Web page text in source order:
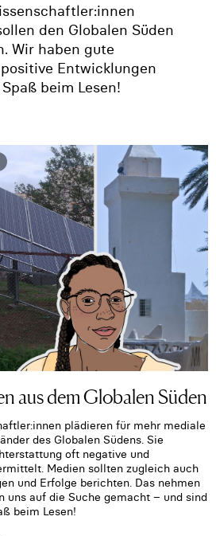
den Globalen Süden
Wir haben gute
Entwicklungen
beim Lesen!
aus dem Globalen Süden
plädieren für mehr mediale
des Globalen Südens. Sie
oft negative und
Medien sollten zugleich auch
und Erfolge berichten. Das nehmen
uns auf die Suche gemacht – und sind
beim Lesen!